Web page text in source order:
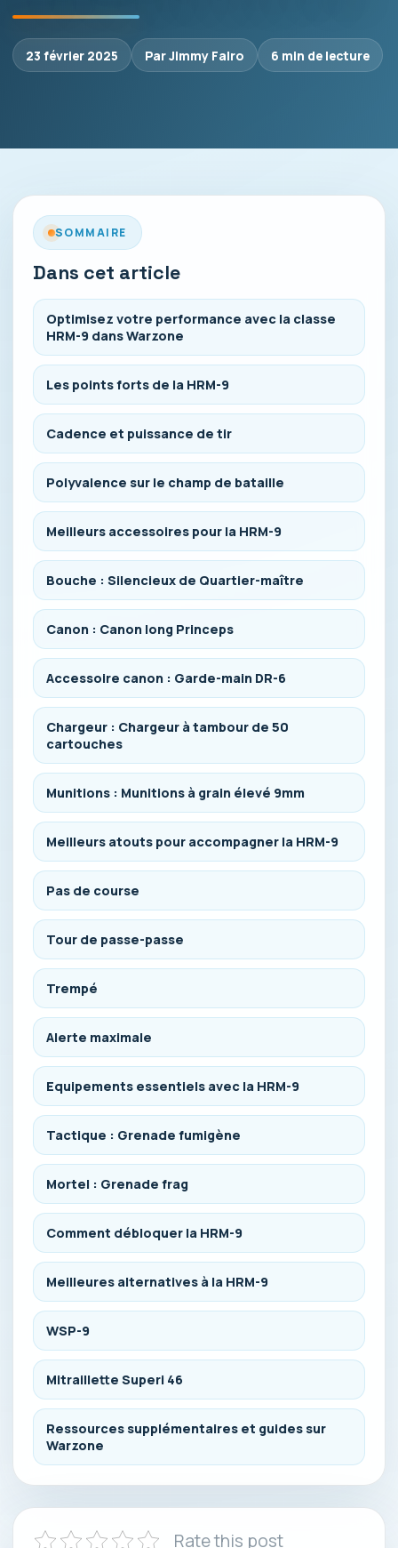
23 février 2025 Par Jimmy Falro 6 min de lecture
SOMMAIRE
Dans cet article
Optimisez votre performance avec la classe
HRM-9 dans Warzone
Les points forts de la HRM-9
Cadence et puissance de tir
Polyvalence sur le champ de bataille
Meilleurs accessoires pour la HRM-9
Bouche : Silencieux de Quartier-maître
Canon : Canon long Princeps
Accessoire canon : Garde-main DR-6
Chargeur : Chargeur à tambour de 50
cartouches
Munitions : Munitions à grain élevé 9mm
Meilleurs atouts pour accompagner la HRM-9
Pas de course
Tour de passe-passe
Trempé
Alerte maximale
Equipements essentiels avec la HRM-9
Tactique : Grenade fumigène
Mortel : Grenade frag
Comment débloquer la HRM-9
Meilleures alternatives à la HRM-9
WSP-9
Mitraillette Superi 46
Ressources supplémentaires et guides sur
Warzone
Rate this post